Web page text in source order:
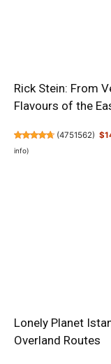
Rick Stein: From
Flavours of the
(4751562)
info)
Lonely Planet
Overland Routes